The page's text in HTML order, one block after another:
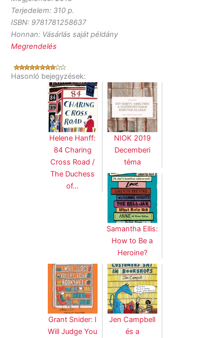
Terjedelem: 310 p.
ISBN: 9781781258637
Honnan: Vásárlás saját példány
Megrendelés
Hasonló bejegyzések:
Helene Hanff:
84 Charing
Cross Road /
The Duchess
of…
NIOK 2019
Decemberi
téma
Samantha Ellis:
How to Be a
Heroine?
Grant Snider: I
Will Judge You
Jen Campbell
és a